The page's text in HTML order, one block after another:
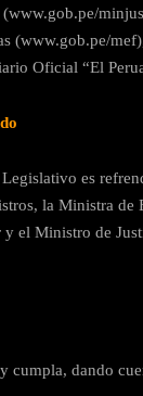
(www.gob.pe/
(www.gob.pe/
Oficial “El
es
la Ministra de
el Ministro de
cumpla, dando